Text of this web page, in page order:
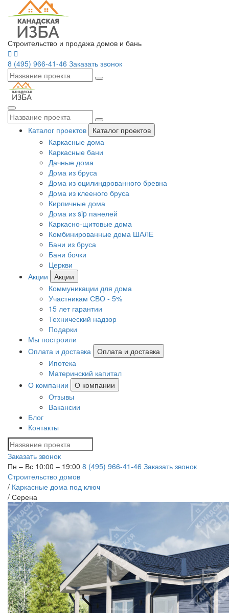
Строительство и продажа домов и бань
8 (495) 966-41-46 Заказать звонок
Каталог проектов
Каталог проектов
Каркасные дома
Каркасные бани
Дачные дома
Дома из бруса
Дома из оцилиндрованного бревна
Дома из клееного бруса
Кирпичные дома
Дома из sip панелей
Каркасно-щитовые дома
Комбинированные дома ШАЛЕ
Бани из бруса
Бани бочки
Церкви
Акции
Акции
Коммуникации для дома
Участникам СВО - 5%
15 лет гарантии
Технический надзор
Подарки
Мы построили
Оплата и доставка
Оплата и доставка
Ипотека
Материнский капитал
О компании
О компании
Отзывы
Вакансии
Блог
Контакты
Заказать звонок
Пн – Вс 10:00 – 19:00 8 (495) 966-41-46 Заказать звонок
Строительство домов
/ Каркасные дома под ключ
/ Серена